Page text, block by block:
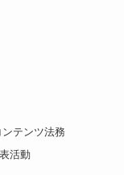
テンツ法務
活動